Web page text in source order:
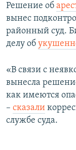
Решение об
вынес
районный суд.
делу об
«В связи с
вынесла
как имеются
– сказали
службе суда.